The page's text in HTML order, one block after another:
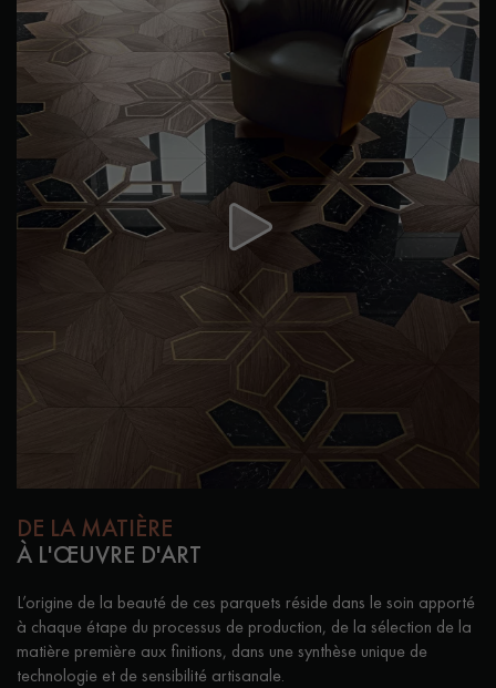
Nos conseillers sont disponibles au
022 310 07 84
VOUS AVEZ UN PROJET ?
Nos experts sont à votre disposition pour vous guider pas à
pas dans le choix et la pose de votre parquet.
Un expert Décoplus Parquets vous appelle
Demandez un rendez-vous personnalisé
DE LA MATIÈRE
À L'ŒUVRE D'ART
L’origine de la beauté de ces parquets réside dans le soin apporté
à chaque étape du processus de production, de la sélection de la
matière première aux finitions, dans une synthèse unique de
technologie et de sensibilité artisanale.